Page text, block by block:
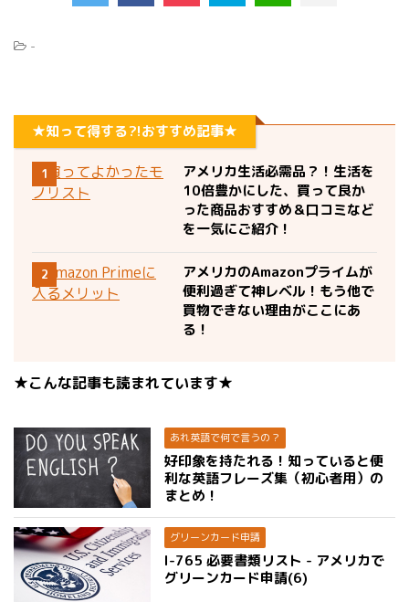
-
★知って得する?!おすすめ記事★
1
アメリカ生活必需品？！生活を
10倍豊かにした、買って良か
った商品おすすめ＆口コミなど
を一気にご紹介！
2
アメリカのAmazonプライムが
便利過ぎて神レベル！もう他で
買物できない理由がここにあ
る！
★こんな記事も読まれています★
あれ英語で何で言うの？
好印象を持たれる！知っていると便
利な英語フレーズ集（初心者用）の
まとめ！
グリーンカード申請
I-765 必要書類リスト - アメリカで
グリーンカード申請(6)